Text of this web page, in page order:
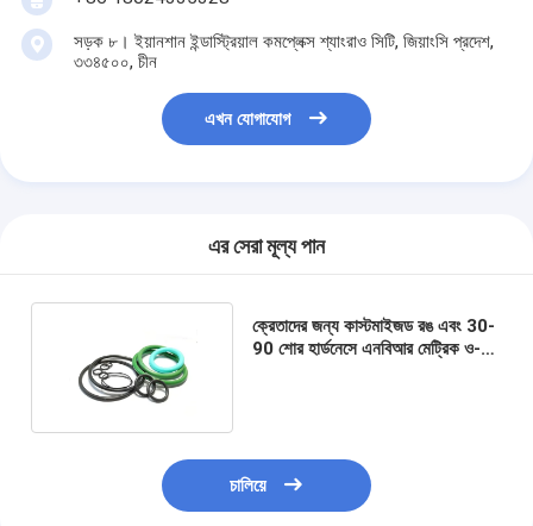
সড়ক ৮। ইয়ানশান ইন্ডাস্ট্রিয়াল কমপ্লেক্স শ্যাংরাও সিটি, জিয়াংসি প্রদেশ,
৩৩৪৫০০, চীন
এখন যোগাযোগ
এর সেরা মূল্য পান
ক্রেতাদের জন্য কাস্টমাইজড রঙ এবং 30-
90 শোর হার্ডনেসে এনবিআর মেট্রিক ও-
চালিয়ে